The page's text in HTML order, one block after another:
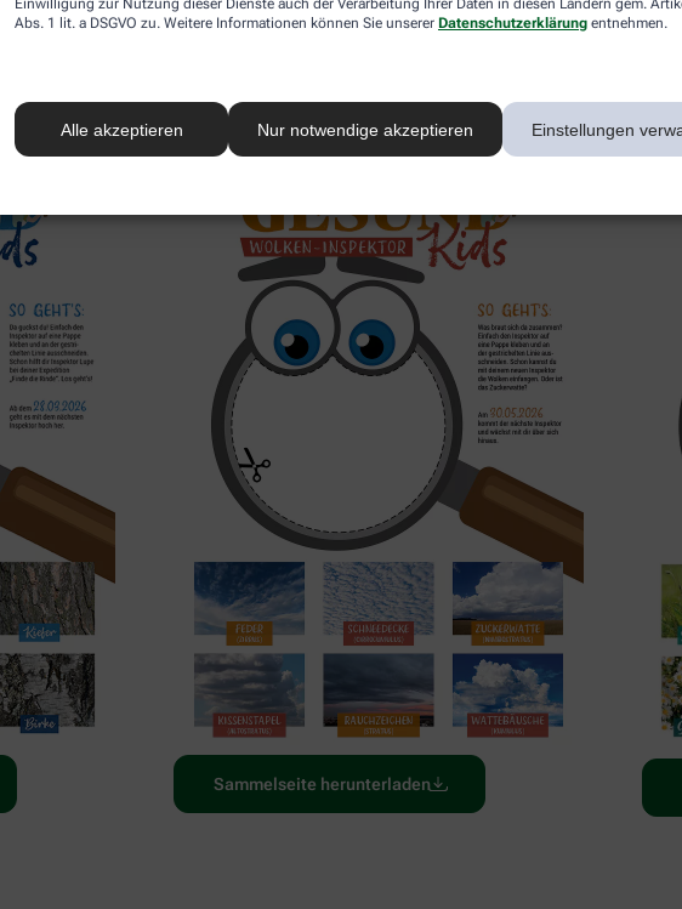
Einwilligung zur Nutzung dieser Dienste auch der Verarbeitung Ihrer Daten in diesen Ländern gem.
Abs. 1 lit. a DSGVO zu. Weitere Informationen können Sie unserer Datenschutzerklärung entnehmen.
Alle akzeptieren Nur notwendige akzeptieren Einstellungen
Sammelseite herunterladen